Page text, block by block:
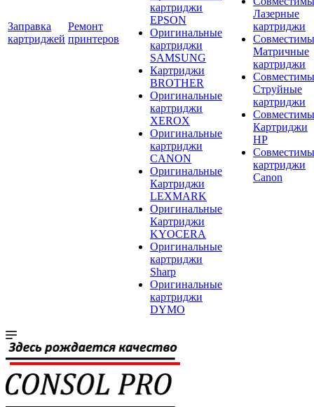
Заправка
картриджей
Ремонт
принтеров
картриджи
EPSON
Оригинальные
картриджи
SAMSUNG
Картриджи
BROTHER
Оригинальные
картриджи
XEROX
Оригинальные
картриджи
CANON
Оригинальные
Картриджи
LEXMARK
Оригинальные
Картриджи
KYOCERA
Оригинальные
картриджи
Sharp
Оригинальные
картриджи
DYMO
Лазерные
картриджи
Матричные
картриджи
Струйные
картриджи
Картриджи
HP
картриджи
Canon